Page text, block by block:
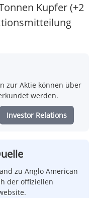
Kupfer (+2
zur Aktie können über
werden.
Investor Relations
zu Anglo American
der offiziellen